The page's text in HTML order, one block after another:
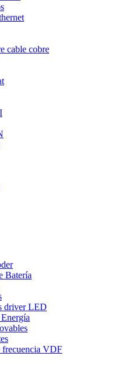
cable cobre
Batería
driver LED
frecuencia VDF